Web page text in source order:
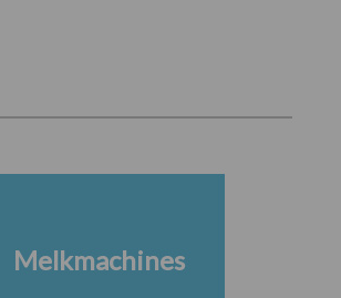
Melkmachines